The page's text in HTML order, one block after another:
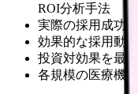
ROI分析手法
実際の採用成功
効果的な採用動
投資対効果を最
各規模の医療機